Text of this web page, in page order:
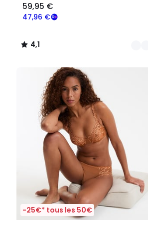
47,96 €
59,95 €
4,1
/
-25€* tous les 50€